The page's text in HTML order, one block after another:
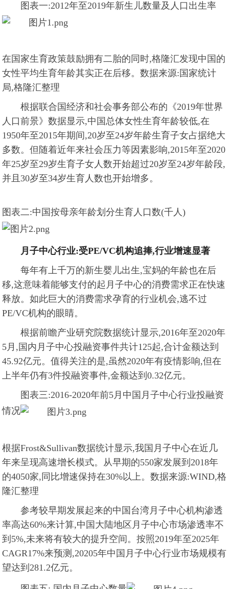
图表一:2012年至2019年新生儿数量及人口出生率
在国家生育政策鼓励拥有二胎的同时,格隆汇发现中国的
女性平均生育年龄其实正在后移。数据来源:国家统计
局,格隆汇整理
根据联合国经济和社会事务部公布的《2019年世界
人口前景》数据显示,中国总体女性生育年龄较低,在
1950年至2015年期间,20岁至24岁年龄生育子女占据绝大
多数。但随着近年来社会压力等因素影响,2015年至2020
年25岁至29岁生育子女人数开始超过20岁至24岁年龄段,
并且30岁至34岁生育人数也开始增多。
图表二:中国按母亲年龄划分生育人口数(千人)
月子中心行业:受PE/VC机构追捧,行业增速显著
每年有上千万的新生婴儿出生,宝妈的年龄也在后
移,这意味着能够支付的起月子中心的消费需求正在快速
释放。如此巨大的消费需求孕育的行业机会,逃不过
PE/VC机构的眼睛。
根据前瞻产业研究院数据统计显示,2016年至2020年
5月,国内月子中心投融资事件共计125起,合计金额达到
45.92亿元。值得关注的是,虽然2020年有疫情影响,但在
上半年仍有3件投融资事件,金额达到0.32亿元。
图表三:2016-2020年前5月中国月子中心行业投融资
情况
根据Frost&Sullivan数据统计显示,我国月子中心在近几
年来呈现高速增长模式。从早期的550家发展到2018年
的4050家,同比增速保持在30%以上。数据来源:WIND,格
隆汇整理
参考较早期发展起来的中国台湾月子中心机构渗透
率高达60%来计算,中国大陆地区月子中心市场渗透率不
到5%,未来将有较大的提升空间。按照2019年至2025年
CAGR17%来预测,20205年中国月子中心行业市场规模有
望达到281.2亿元。